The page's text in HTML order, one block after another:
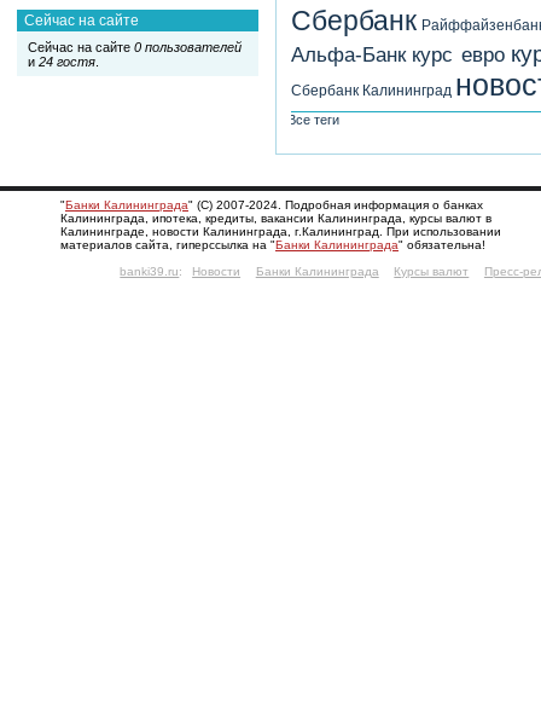
Сейчас на сайте
Сейчас на сайте 0 пользователей
и 24 гостя.
Сбербанк
Альфа-Банк курс евро
Сбербанк Калининград
Все теги
"Банки Калининграда" (С) 2007-2024. Подробная информация о банках
Калининграда, ипотека, кредиты, вакансии Калининграда, курсы валют в
Калининграде, новости Калининграда, г.Калининград. При использовании
материалов сайта, гиперссылка на "Банки Калининграда" обязательна!
banki39.ru: Новости Банки Калининграда Курсы валют Пресс-